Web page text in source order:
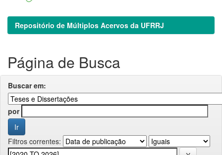
Repositório de Múltiplos Acervos da UFRRJ
Página de Busca
Buscar em:
por
Filtros correntes: